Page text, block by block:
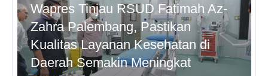
Wapres Tinjau RSUD Fatimah Az-
Zahra Palembang, Pastikan
Kualitas Layanan Kesehatan di
Daerah Semakin Meningkat